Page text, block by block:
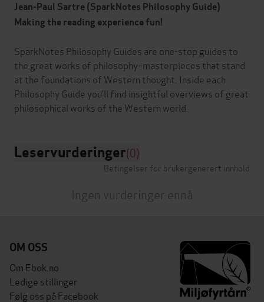
Jean-Paul Sartre (SparkNotes Philosophy Guide)
Making the reading experience fun!
SparkNotes Philosophy Guides are one-stop guides to
the great works of philosophy–masterpieces that stand
at the foundations of Western thought. Inside each
Philosophy Guide you’ll find insightful overviews of great
Leservurderinger(0)
Betingelser for brukergenerert innhold
Ingen vurderinger ennå
OM OSS
Om Ebok.no
Ledige stillinger
Følg oss på Facebook